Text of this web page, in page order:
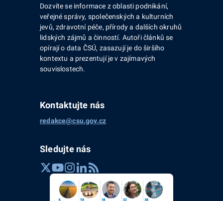
Dozvíte se informace z oblasti podnikání,
veřejné správy, společenských a kulturních
jevů, zdravotní péče, přírody a dalších okruhů
lidských zájmů a činností. Autoři článků se
opírají o data ČSÚ, zasazují je do širšího
kontextu a prezentují je v zajímavých
souvislostech.
Kontaktujte nás
redakce@csu.gov.cz
Sledujte nás